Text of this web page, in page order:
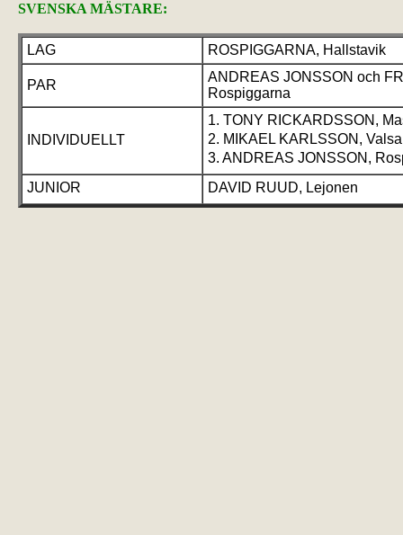
SVENSKA MÄSTARE:
LAG ROSPIGGARNA, Hallstavik
PAR
ANDREAS JONSSON och
Rospiggarna
INDIVIDUELLT
1. TONY RICKARDSSON,
2. MIKAEL KARLSSON,
3. ANDREAS JONSSON,
JUNIOR
DAVID RUUD, Lejonen